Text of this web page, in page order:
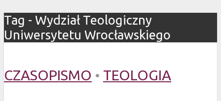
Tag - Wydział Teologiczny
Uniwersytetu Wrocławskiego
CZASOPISMO • TEOLOGIA